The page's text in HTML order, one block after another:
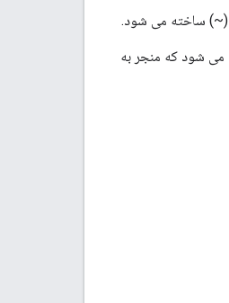
می شود که منجر به